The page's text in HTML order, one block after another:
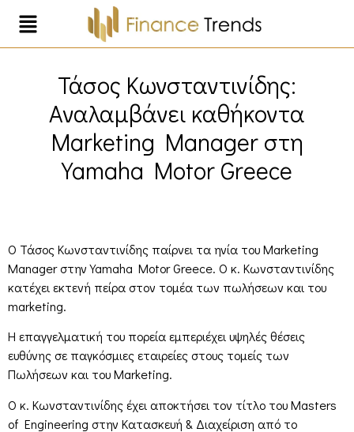
Τάσος Κωνσταντινίδης:
Αναλαμβάνει καθήκοντα
Marketing Manager στη
Yamaha Motor Greece
Ο Τάσος Κωνσταντινίδης παίρνει τα ηνία του Marketing
Manager στην Yamaha Motor Greece. Ο κ. Κωνσταντινίδης
κατέχει εκτενή πείρα στον τομέα των πωλήσεων και του
marketing.
Η επαγγελματική του πορεία εμπεριέχει υψηλές θέσεις
ευθύνης σε παγκόσμιες εταιρείες στους τομείς των
Πωλήσεων και του Marketing.
Ο κ. Κωνσταντινίδης έχει αποκτήσει τον τίτλο του Masters
of Engineering στην Κατασκευή & Διαχείριση από το